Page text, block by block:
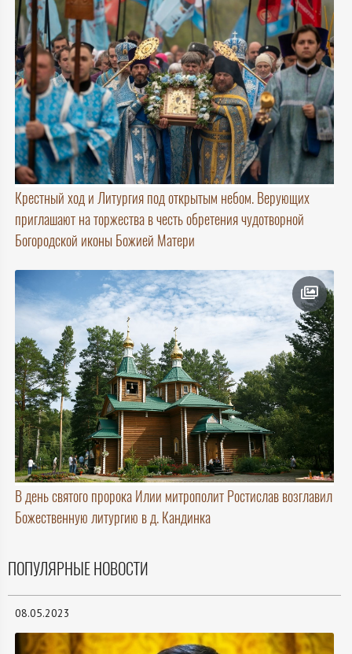
Крестный ход и Литургия под открытым небом. Верующих
приглашают на торжества в честь обретения чудотворной
Богородской иконы Божией Матери
В день святого пророка Илии митрополит Ростислав возглавил
Божественную литургию в д. Кандинка
ПОПУЛЯРНЫЕ НОВОСТИ
08.05.2023